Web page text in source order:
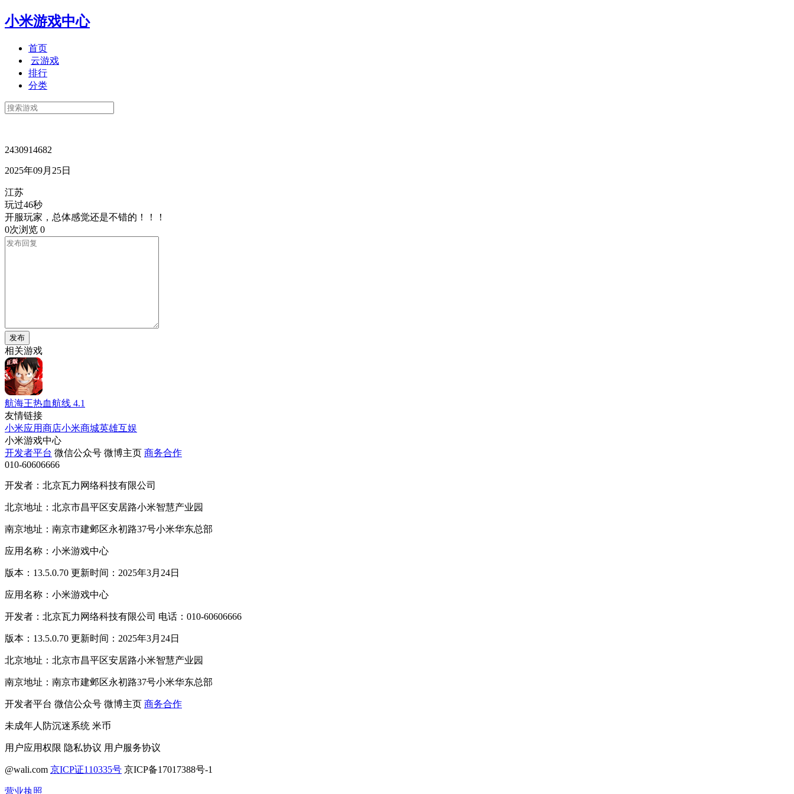
小米游戏中心
首页
云游戏
排行
分类
2430914682
2025年09月25日
江苏
玩过46秒
开服玩家，总体感觉还是不错的！！！
0次浏览 0
发布
相关游戏
航海王热血航线 4.1
友情链接
小米应用商店小米商城英雄互娱
小米游戏中心
开发者平台 微信公众号 微博主页 商务合作
010-60606666
开发者：北京瓦力网络科技有限公司
北京地址：北京市昌平区安居路小米智慧产业园
南京地址：南京市建邺区永初路37号小米华东总部
应用名称：小米游戏中心
版本：13.5.0.70 更新时间：2025年3月24日
应用名称：小米游戏中心
开发者：北京瓦力网络科技有限公司 电话：010-60606666
版本：13.5.0.70 更新时间：2025年3月24日
北京地址：北京市昌平区安居路小米智慧产业园
南京地址：南京市建邺区永初路37号小米华东总部
开发者平台 微信公众号 微博主页 商务合作
未成年人防沉迷系统 米币
用户应用权限 隐私协议 用户服务协议
@wali.com 京ICP证110335号 京ICP备17017388号-1
营业执照